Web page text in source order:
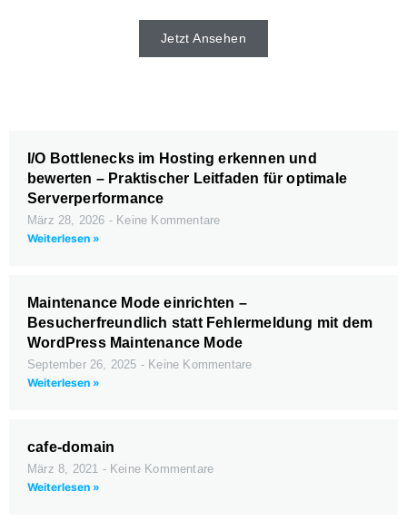
Jetzt Ansehen
I/O Bottlenecks im Hosting erkennen und
bewerten – Praktischer Leitfaden für optimale
Serverperformance
März 28, 2026
Keine Kommentare
Weiterlesen »
Maintenance Mode einrichten –
Besucherfreundlich statt Fehlermeldung mit dem
WordPress Maintenance Mode
September 26, 2025
Keine Kommentare
Weiterlesen »
cafe-domain
März 8, 2021
Keine Kommentare
Weiterlesen »